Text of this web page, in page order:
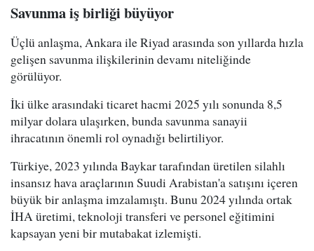
Savunma iş birliği büyüyor
Üçlü anlaşma, Ankara ile Riyad arasında son yıllarda hızla
gelişen savunma ilişkilerinin devamı niteliğinde
görülüyor.
İki ülke arasındaki ticaret hacmi 2025 yılı sonunda 8,5
milyar dolara ulaşırken, bunda savunma sanayii
ihracatının önemli rol oynadığı belirtiliyor.
Türkiye, 2023 yılında Baykar tarafından üretilen silahlı
insansız hava araçlarının Suudi Arabistan'a satışını içeren
büyük bir anlaşma imzalamıştı. Bunu 2024 yılında ortak
İHA üretimi, teknoloji transferi ve personel eğitimini
kapsayan yeni bir mutabakat izlemişti.